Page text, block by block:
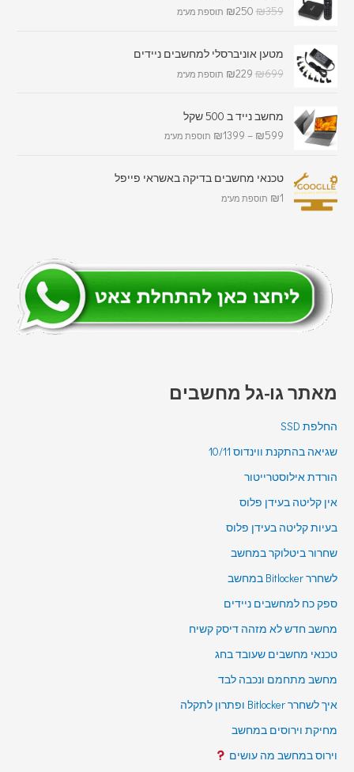
₪359
₪250 תוספת מע"מ
מטען אוניברסלי למחשבים ניידים
₪699
₪229 תוספת מע"מ
מחשב נייד ב 500 שקל
₪599
–
₪1399 תוספת מע"מ
טכנאי מחשבים בדיקה באשראי פייפל
₪1 תוספת מע"מ
מאתר גו-גל מחשבים
החלפת SSD
שגיאה בהתקנת ווינדוס 10/11
הורדת אילוסטרייטור
אין קליטה בעידן פלוס
בעיות קליטה בעידן פלוס
שחרור ביטלוקר במחשב
לשחרר Bitlocker במחשב
ספק כח למחשבים ניידים
מחשב חדש לא מזהה דיסק קשיח
טכנאי מחשבים שעובד בחג
מחשב מתחמם ונכבה לבד
איך לשחרר Bitlocker ופתרון לתקלה
מחיקת וירוסים במחשב
וירוס במחשב מה עושים